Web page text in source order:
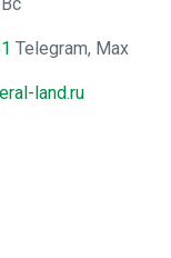
Telegram, Max
land.ru